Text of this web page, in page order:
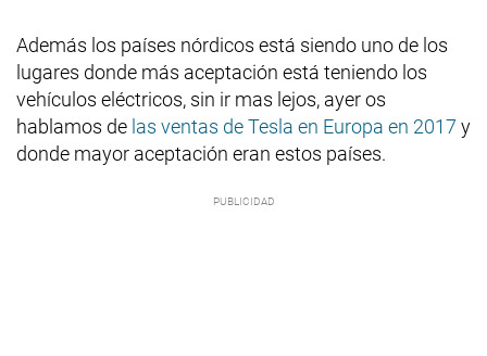
Además los países nórdicos está siendo uno de los
lugares donde más aceptación está teniendo los
vehículos eléctricos, sin ir mas lejos, ayer os
hablamos de las ventas de Tesla en Europa en 2017 y
donde mayor aceptación eran estos países.